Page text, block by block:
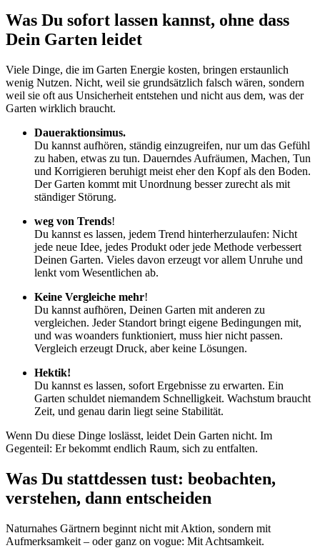
Was Du sofort lassen kannst, ohne dass
Dein Garten leidet
Viele Dinge, die im Garten Energie kosten, bringen erstaunlich
wenig Nutzen. Nicht, weil sie grundsätzlich falsch wären, sondern
weil sie oft aus Unsicherheit entstehen und nicht aus dem, was der
Garten wirklich braucht.
Daueraktionsimus.
Du kannst aufhören, ständig einzugreifen, nur um das Gefühl
zu haben, etwas zu tun. Dauerndes Aufräumen, Machen, Tun
und Korrigieren beruhigt meist eher den Kopf als den Boden.
Der Garten kommt mit Unordnung besser zurecht als mit
ständiger Störung.
weg von Trends!
Du kannst es lassen, jedem Trend hinterherzulaufen: Nicht
jede neue Idee, jedes Produkt oder jede Methode verbessert
Deinen Garten. Vieles davon erzeugt vor allem Unruhe und
lenkt vom Wesentlichen ab.
Keine Vergleiche mehr!
Du kannst aufhören, Deinen Garten mit anderen zu
vergleichen. Jeder Standort bringt eigene Bedingungen mit,
und was woanders funktioniert, muss hier nicht passen.
Vergleich erzeugt Druck, aber keine Lösungen.
Hektik!
Du kannst es lassen, sofort Ergebnisse zu erwarten. Ein
Garten schuldet niemandem Schnelligkeit. Wachstum braucht
Zeit, und genau darin liegt seine Stabilität.
Wenn Du diese Dinge loslässt, leidet Dein Garten nicht. Im
Gegenteil: Er bekommt endlich Raum, sich zu entfalten.
Was Du stattdessen tust: beobachten,
verstehen, dann entscheiden
Naturnahes Gärtnern beginnt nicht mit Aktion, sondern mit
Aufmerksamkeit – oder ganz on vogue: Mit Achtsamkeit.